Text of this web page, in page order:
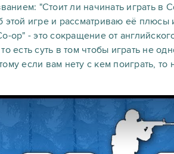
"Стоит ли начинать играть в
игре и рассматриваю её плюсы
op" - это сокращение от
есть суть в том чтобы играть не
если вам нету с кем поиграть, то